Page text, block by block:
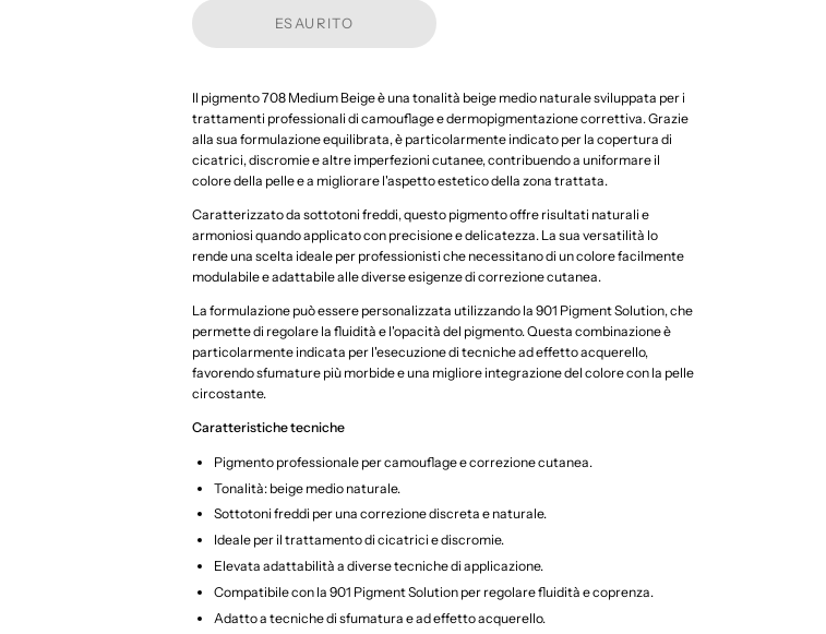
10ml
ESAURITO
Il pigmento 708 Medium Beige è una tonalità beige medio naturale sviluppata per i
trattamenti professionali di camouflage e dermopigmentazione correttiva. Grazie
alla sua formulazione equilibrata, è particolarmente indicato per la copertura di
cicatrici, discromie e altre imperfezioni cutanee, contribuendo a uniformare il
colore della pelle e a migliorare l'aspetto estetico della zona trattata.
Caratterizzato da sottotoni freddi, questo pigmento offre risultati naturali e
armoniosi quando applicato con precisione e delicatezza. La sua versatilità lo
rende una scelta ideale per professionisti che necessitano di un colore facilmente
modulabile e adattabile alle diverse esigenze di correzione cutanea.
La formulazione può essere personalizzata utilizzando la 901 Pigment Solution, che
permette di regolare la fluidità e l'opacità del pigmento. Questa combinazione è
particolarmente indicata per l'esecuzione di tecniche ad effetto acquerello,
favorendo sfumature più morbide e una migliore integrazione del colore con la pelle
circostante.
Caratteristiche tecniche
Pigmento professionale per camouflage e correzione cutanea.
Tonalità: beige medio naturale.
Sottotoni freddi per una correzione discreta e naturale.
Ideale per il trattamento di cicatrici e discromie.
Elevata adattabilità a diverse tecniche di applicazione.
Compatibile con la 901 Pigment Solution per regolare fluidità e coprenza.
Adatto a tecniche di sfumatura e ad effetto acquerello.